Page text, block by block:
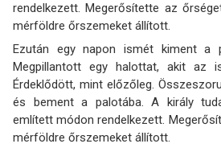
rendelkezett. Megerősítette az
mérföldre őrszemeket állított.
Ezután egy napon ismét kiment a
Megpillantott egy halottat, akit az
Érdeklődött, mint előzőleg.
és bement a palotába. A király
említett módon rendelkezett.
mérföldre őrszemeket állított.